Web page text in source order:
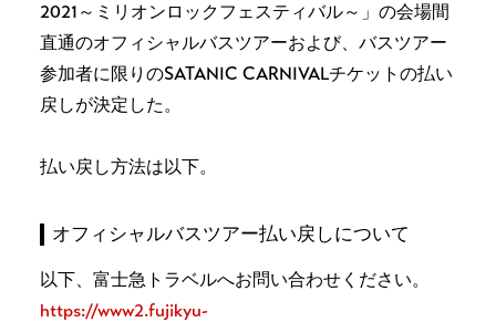
2021～ミリオンロックフェスティバル～」の会場間
直通のオフィシャルバスツアーおよび、バスツアー
参加者に限りのSATANIC CARNIVALチケットの払い
戻しが決定した。
払い戻し方法は以下。
オフィシャルバスツアー払い戻しについて
以下、富士急トラベルへお問い合わせください。
https://www2.fujikyu-